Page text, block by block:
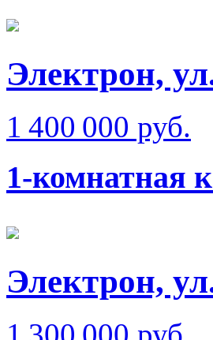
Электрон,
1 400 000 руб.
1-комнатная
Электрон,